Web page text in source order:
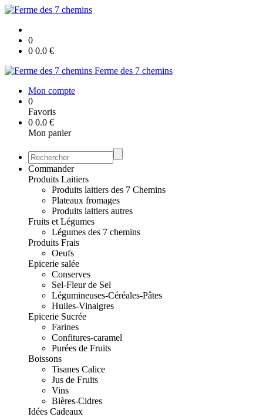
0
0 0.0 €
Ferme des 7 chemins
Mon compte
0
Favoris
0 0.0 €
Mon panier
Commander
Produits Laitiers
Produits laitiers des 7 Chemins
Plateaux fromages
Produits laitiers autres
Fruits et Légumes
Légumes des 7 chemins
Produits Frais
Oeufs
Epicerie salée
Conserves
Sel-Fleur de Sel
Légumineuses-Céréales-Pâtes
Huiles-Vinaigres
Epicerie Sucrée
Farines
Confitures-caramel
Purées de Fruits
Boissons
Tisanes Calice
Jus de Fruits
Vins
Bières-Cidres
Idées Cadeaux